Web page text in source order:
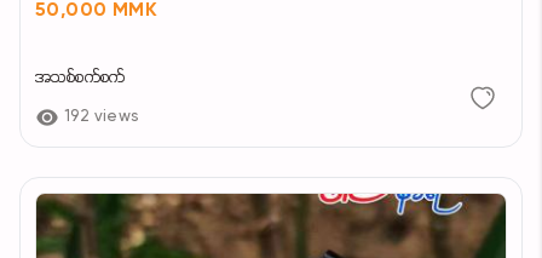
50,000 MMK
အသစ်စက်စက်
192 views